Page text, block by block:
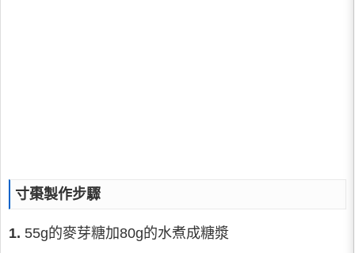
寸棗製作步驟
1. 55g的麥芽糖加80g的水煮成糖漿